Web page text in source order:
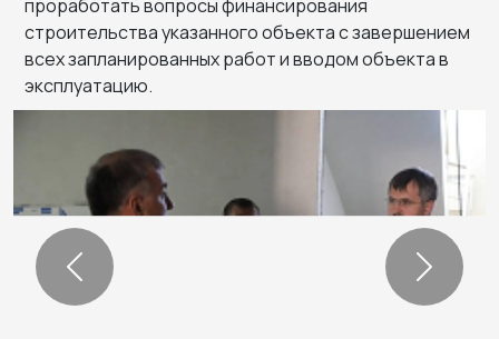
проработать вопросы финансирования
строительства указанного объекта с завершением
всех запланированных работ и вводом объекта в
эксплуатацию.
Previous Next